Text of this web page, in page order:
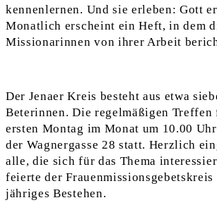
kennenlernen. Und sie erleben: Gott
Monatlich erscheint ein Heft, in dem
Missionarinnen von ihrer Arbeit
Der Jenaer Kreis besteht aus etwa
Beterinnen. Die regelmäßigen Treffen
ersten Montag im Monat um 10.00
der Wagnergasse 28 statt. Herzlich
alle, die sich für das Thema
feierte der
jähriges Bestehen.